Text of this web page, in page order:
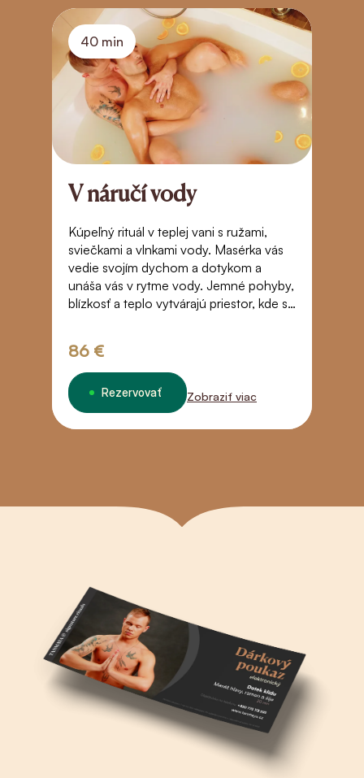
40 min
V náručí vody
Kúpeľný rituál v teplej vani s ružami,
sviečkami a vlnkami vody. Masérka vás
vedie svojím dychom a dotykom a
unáša vás v rytme vody. Jemné pohyby,
blízkosť a teplo vytvárajú priestor, kde sa
beztiaže, dôvery a tichého spojenia.
86 €
Rezervovať Zobraziť viac